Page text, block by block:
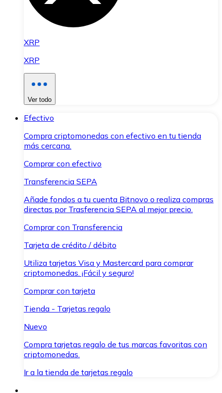
XRP
XRP
Ver todo
Efectivo
Compra criptomonedas con efectivo en tu tienda
más cercana.
Comprar con efectivo
Transferencia SEPA
Añade fondos a tu cuenta Bitnovo o realiza compras
directas por Trasferencia SEPA al mejor precio.
Comprar con Transferencia
Tarjeta de crédito / débito
Utiliza tarjetas Visa y Mastercard para comprar
criptomonedas. ¡Fácil y seguro!
Comprar con tarjeta
Tienda - Tarjetas regalo
Nuevo
Compra tarjetas regalo de tus marcas favoritas con
criptomonedas.
Ir a la tienda de tarjetas regalo